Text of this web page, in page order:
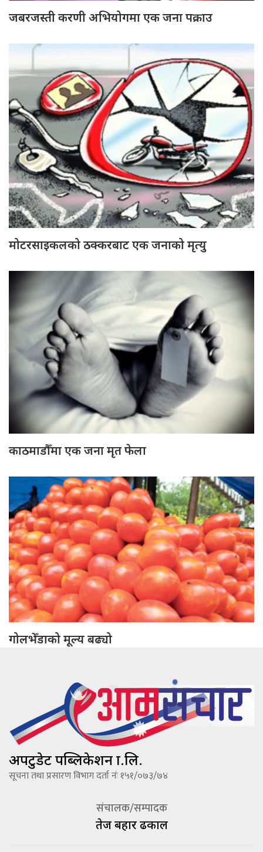
जबरजस्ती करणी अभियोगमा एक जना पक्राउ
मोटरसाइकलको ठक्करबाट एक जनाको मृत्यु
काठमाडौँमा एक जना मृत फेला
गोलभेँडाको मूल्य बढ्यो
अपटुडेट पब्लिकेशन प्रा.लि.
सूचना तथा प्रसारण विभाग दर्ता नंः १५१/०७३/७४
संचालक/सम्पादक
तेज बहादूर ढकाल